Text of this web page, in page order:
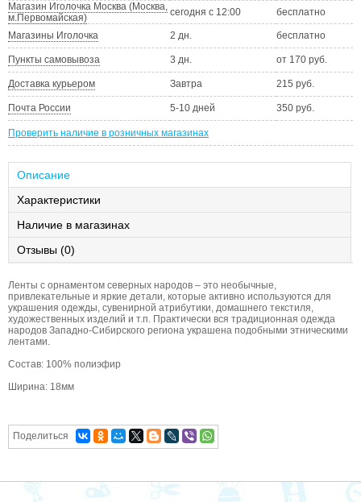
Магазин Иголочка Москва (Москва,
м.Первомайская)
сегодня с 12:00 бесплатно
Магазины Иголочка 2 дн. бесплатно
Пункты самовывоза 3 дн. от 170 руб.
Доставка курьером Завтра 215 руб.
Почта России 5-10 дней 350 руб.
Проверить наличие в розничных магазинах
Описание
Характеристики
Наличие в магазинах
Отзывы (0)
Ленты с орнаментом северных народов – это необычные,
привлекательные и яркие детали, которые активно используются для
украшения одежды, сувенирной атрибутики, домашнего текстиля,
художественных изделий и т.п. Практически вся традиционная одежда
народов Западно-Сибирского региона украшена подобными этническими
лентами.
Состав: 100% полиэфир
Ширина: 18мм
Поделиться